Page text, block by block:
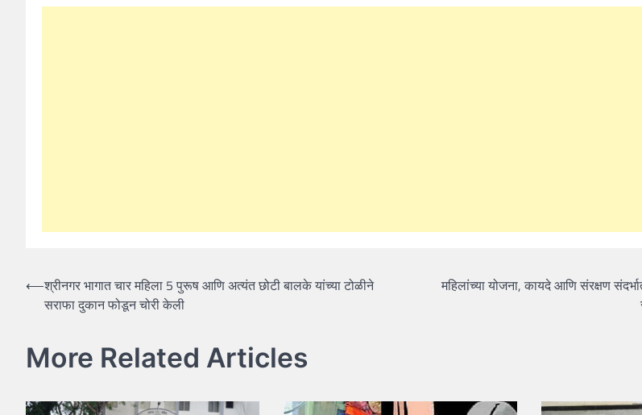
Post
navigation
⟵श्रीनगर भागात चार महिला 5 पुरूष आणि अत्यंत छोटी बालके यांच्या टोळीने
सराफा दुकान फोडून चोरी केली
महिलांच्या योजना, कायदे आणि संरक्षण
More Related Articles